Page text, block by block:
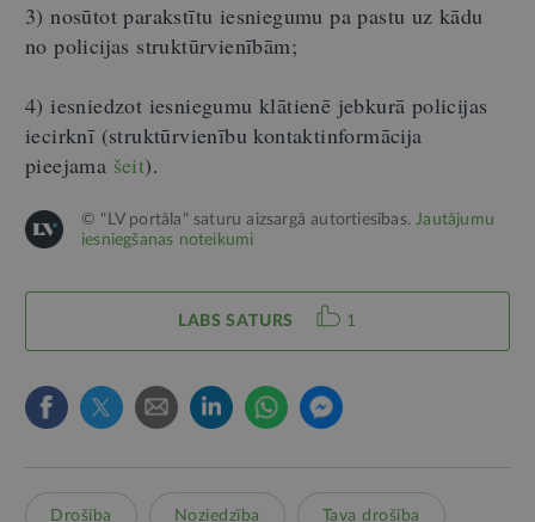
3) nosūtot parakstītu iesniegumu pa pastu uz kādu
no policijas struktūrvienībām;
4) iesniedzot iesniegumu klātienē jebkurā policijas
iecirknī (struktūrvienību kontaktinformācija
pieejama šeit).
© "LV portāla" saturu aizsargā autortiesības.Jautājumu
iesniegšanas noteikumi
LABS SATURS 1
Drošība Noziedzība Tava drošība